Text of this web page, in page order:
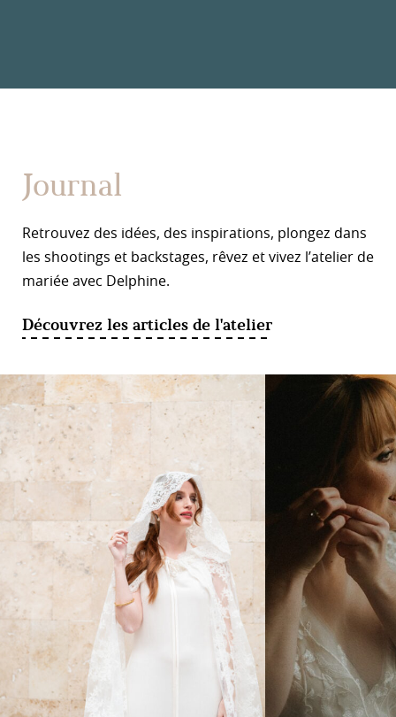
Journal
Retrouvez des idées, des inspirations, plongez dans
les shootings et backstages, rêvez et vivez l’atelier de
mariée avec Delphine.
Découvrez les articles de l'atelier